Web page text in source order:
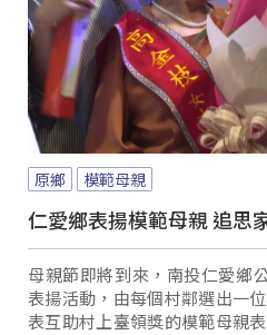
原鄉 模範母親
仁愛鄉表揚模範母親 追思
母親節即將到來，南投仁愛鄉
表揚活動，由每個村鄰選出一
表互助村上臺領獎的模範母親